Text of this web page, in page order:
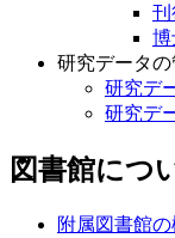
刊
博
研究データ
研究デ
研究デ
図書館につ
附属図書館